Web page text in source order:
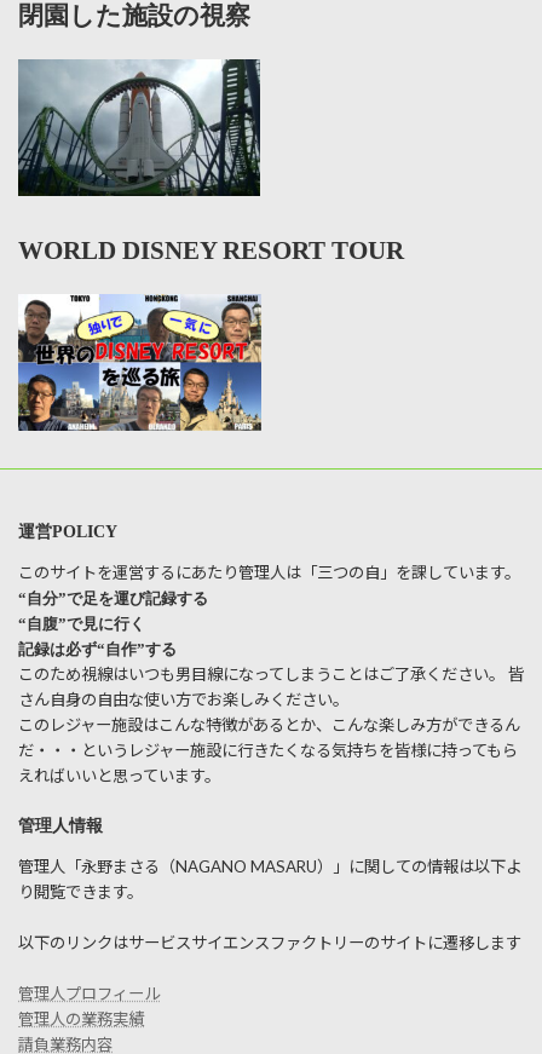
閉園した施設の視察
WORLD DISNEY RESORT TOUR
運営POLICY
このサイトを運営するにあたり管理人は「三つの自」を課しています。
“自分”で足を運び記録する
“自腹”で見に行く
記録は必ず“自作”する
このため視線はいつも男目線になってしまうことはご了承ください。 皆
さん自身の自由な使い方でお楽しみください。
このレジャー施設はこんな特徴があるとか、こんな楽しみ方ができるん
だ・・・というレジャー施設に行きたくなる気持ちを皆様に持ってもら
えればいいと思っています。
管理人情報
管理人「永野まさる（NAGANO MASARU）」に関しての情報は以下よ
り閲覧できます。
以下のリンクはサービスサイエンスファクトリーのサイトに遷移します
管理人プロフィール
管理人の業務実績
請負業務内容